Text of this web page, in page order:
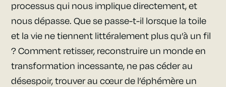
processus qui nous implique directement, et
nous dépasse. Que se passe-t-il lorsque la toile
et la vie ne tiennent littéralement plus qu’à un fil
? Comment retisser, reconstruire un monde en
transformation incessante, ne pas céder au
désespoir, trouver au cœurde l’éphémère un